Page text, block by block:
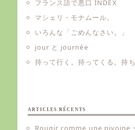
フランス語で悪口 INDEX
マシェリ・モナムール。
いろんな「ごめんなさい。」
jour と journée
持って行く。持ってくる。持
ARTICLES RÉCENTS
Rougir comme une pivoine